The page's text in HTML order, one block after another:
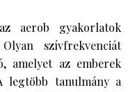
aerob gyakorlatok
szívfrekvenciát
amelyet az emberek
legtöbb tanulmány a